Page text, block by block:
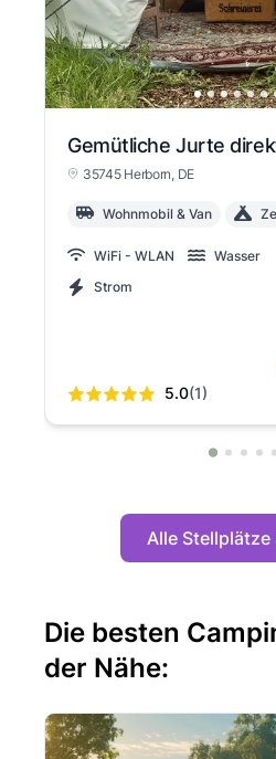
Gemütliche Jurte
35745 Herborn, DE
Wohnmobil & Van
WiFi - WLAN
Wasser
Strom
5.0(1)
Alle Stellplätze
Die besten
der Nähe: